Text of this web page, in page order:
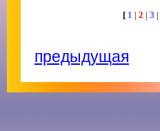
[ 1 | 2 | 3 |
предыдущая